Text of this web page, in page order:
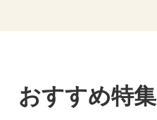
おすすめ特集